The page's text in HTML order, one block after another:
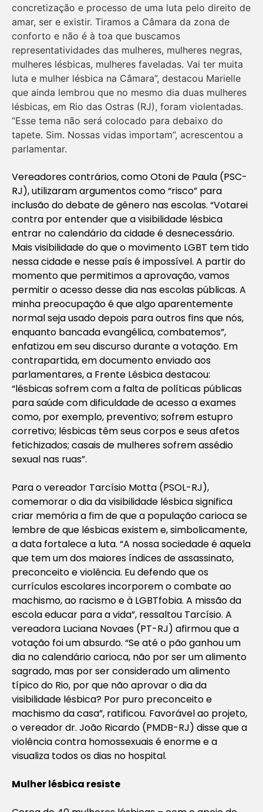
concretização e processo de uma luta pelo direito de
amar, ser e existir. Tiramos a Câmara da zona de
conforto e não é à toa que buscamos
representatividades das mulheres, mulheres negras,
mulheres lésbicas, mulheres faveladas. Vai ter muita
luta e mulher lésbica na Câmara”, destacou Marielle
que ainda lembrou que no mesmo dia duas mulheres
lésbicas, em Rio das Ostras (RJ), foram violentadas.
“Esse tema não será colocado para debaixo do
tapete. Sim. Nossas vidas importam”, acrescentou a
parlamentar.
Vereadores contrários, como Otoni de Paula (PSC-
RJ), utilizaram argumentos como “risco” para
inclusão do debate de gênero nas escolas. “Votarei
contra por entender que a visibilidade lésbica
entrar no calendário da cidade é desnecessário.
Mais visibilidade do que o movimento LGBT tem tido
nessa cidade e nesse país é impossível. A partir do
momento que permitimos a aprovação, vamos
permitir o acesso desse dia nas escolas públicas. A
minha preocupação é que algo aparentemente
normal seja usado depois para outros fins que nós,
enquanto bancada evangélica, combatemos”,
enfatizou em seu discurso durante a votação. Em
contrapartida, em documento enviado aos
parlamentares, a Frente Lésbica destacou:
“lésbicas sofrem com a falta de políticas públicas
para saúde com dificuldade de acesso a exames
como, por exemplo, preventivo; sofrem estupro
corretivo; lésbicas têm seus corpos e seus afetos
fetichizados; casais de mulheres sofrem assédio
sexual nas ruas”.
Para o vereador Tarcísio Motta (PSOL-RJ),
comemorar o dia da visibilidade lésbica significa
criar memória a fim de que a população carioca se
lembre de que lésbicas existem e, simbolicamente,
a data fortalece a luta. “A nossa sociedade é aquela
que tem um dos maiores índices de assassinato,
preconceito e violência. Eu defendo que os
currículos escolares incorporem o combate ao
machismo, ao racismo e à LGBTfobia. A missão da
escola educar para a vida”, ressaltou Tarcísio. A
vereadora Luciana Novaes (PT-RJ) afirmou que a
votação foi um absurdo. “Se até o pão ganhou um
dia no calendário carioca, não por ser um alimento
sagrado, mas por ser considerado um alimento
típico do Rio, por que não aprovar o dia da
visibilidade lésbica? Por puro preconceito e
machismo da casa”, ratificou. Favorável ao projeto,
o vereador dr. João Ricardo (PMDB-RJ) disse que a
violência contra homossexuais é enorme e a
visualiza todos os dias no hospital.
Mulher lésbica resiste